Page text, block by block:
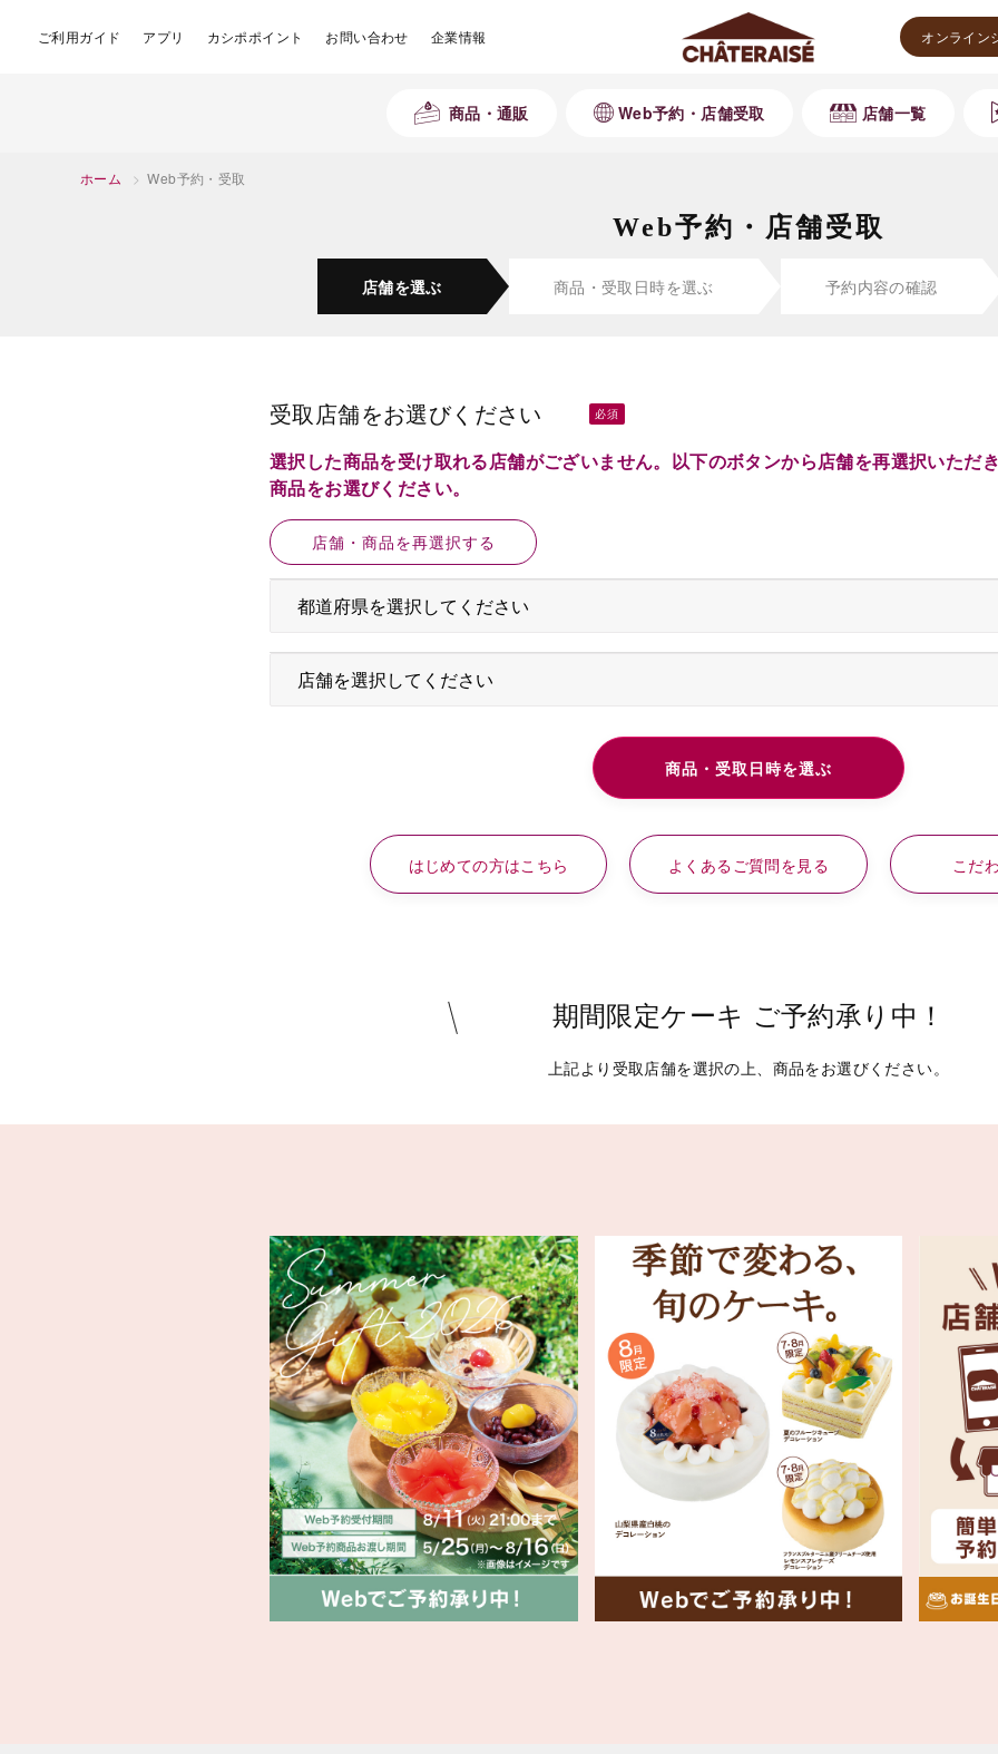
ご利用ガイド アプリ カシポポイント お問い合わせ 企業情報 オンライン
商品・通販 Web予約・店舗受取 店舗一覧
ホーム > Web予約・受取
Web予約・店舗受取
店舗を選ぶ 商品・受取 日時を選ぶ 予約内容の確認
受取店舗をお選びください
選択した商品を受け取れる店舗がございません。以下のボタンから店舗を再選択いただ
商品をお選びください。
店舗・商品を再選択する
はじめての方はこちら よくあるご質問を見る こだ
期間限定ケーキ ご予約承り中！
上記より受取店舗を選択の上、商品をお選びください。